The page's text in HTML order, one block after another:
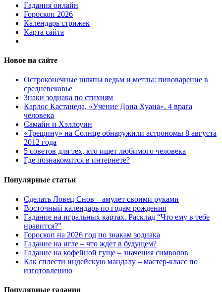
Гадания онлайн
Гороскоп 2026
Календарь стрижек
Карта сайта
Новое на сайте
Остроконечные шляпы ведьм и метлы: пивоварение в
средневековье
Знаки зодиака по стихиям
Карлос Кастанеда, «Учение Дона Хуана». 4 врага
человека
Самайн и Хэллоуин
«Трещину» на Солнце обнаружили астрономы 8 августа
2012 года
5 советов для тех, кто ищет любимого человека
Где познакомится в интернете?
Популярные статьи
Сделать Ловец Снов – амулет своими руками
Восточный календарь по годам рождения
Гадание на игральных картах. Расклад “Что ему в тебе
нравится?”
Гороскоп на 2026 год по знакам зодиака
Гадание на игле – что ждет в будущем?
Гадание на кофейной гуще – значения символов
Как сплести индейскую мандалу – мастер-класс по
изготовлению
Популярные гадания